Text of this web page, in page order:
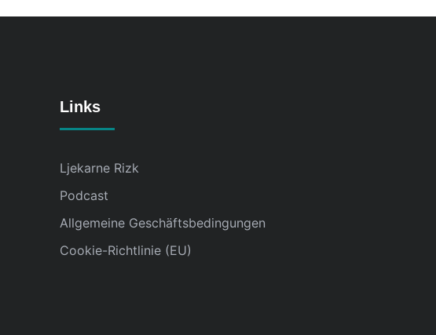
Links
Ljekarne Rizk
Podcast
Allgemeine Geschäftsbedingungen
Cookie-Richtlinie (EU)